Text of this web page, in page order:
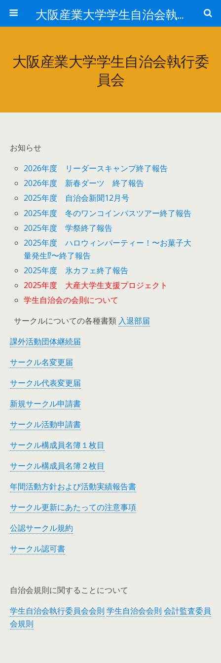
大阪産業大学学生自治会執行委員会
大阪産業大学学生自治会執行委
員会
お知らせ
2026年度 リーダースキャンプ終了報告
2026年度 新春ダーツ 終了報告
2025年度 自治会新聞12月号
2025年度 冬のワンコインバスツアー終了報告
2025年度 学祭終了報告
2025年度 ハロウィンパーティー！〜お菓子大
量発生⁉︎〜終了報告
2025年度 氷カフェ終了報告
2025年度 大産大学生支援プロジェクト
学生自治会の会則について
サークルについての各種書類 入退部届
課外活動団体継続届
サークル名変更届
サークル代表変更届
新規サークル申請書
サークル活動申請書
サークル構成員名簿１枚目
サークル構成員名簿２枚目
年間活動方針および活動実績報告書
サークル更新にあたっての注意事項
公認サークル規約
サークル認可書
自治会規則に関することについて
学生自治会執行委員会会則 学生自治会会則 会計監査委員
会規則